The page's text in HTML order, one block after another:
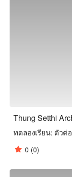
Thung Setthi
ทดลองเรียน: ตัวต่
0 (0)